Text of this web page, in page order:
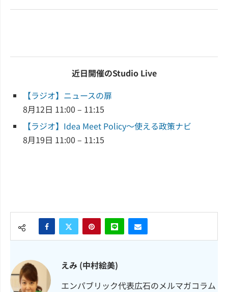
近日開催のStudio Live
【ラジオ】ニュースの扉
8月12日 11:00 – 11:15
【ラジオ】Idea Meet Policy～使える政策ナビ
8月19日 11:00 – 11:15
えみ (中村絵美)
エンパブリック代表広石のメルマガコラム